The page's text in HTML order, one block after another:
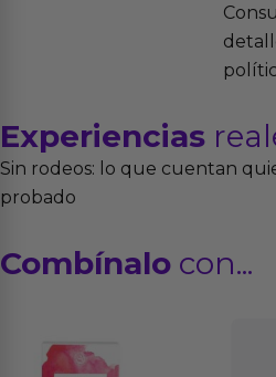
Experiencias
Sin rodeos: lo que cuentan
probado
Combínalo con...